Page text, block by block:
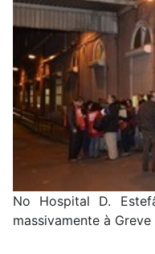
No Hospital D.
massivamente à